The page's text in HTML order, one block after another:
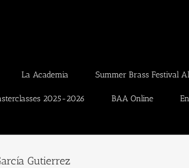
La Academia Summer Brass Festival
2025-2026 BAA Online
Gutierrez